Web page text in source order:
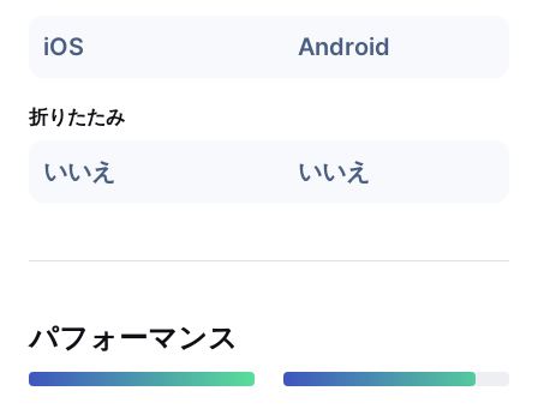
iOS Android
折りたたみ
いいえ いいえ
パフォーマンス